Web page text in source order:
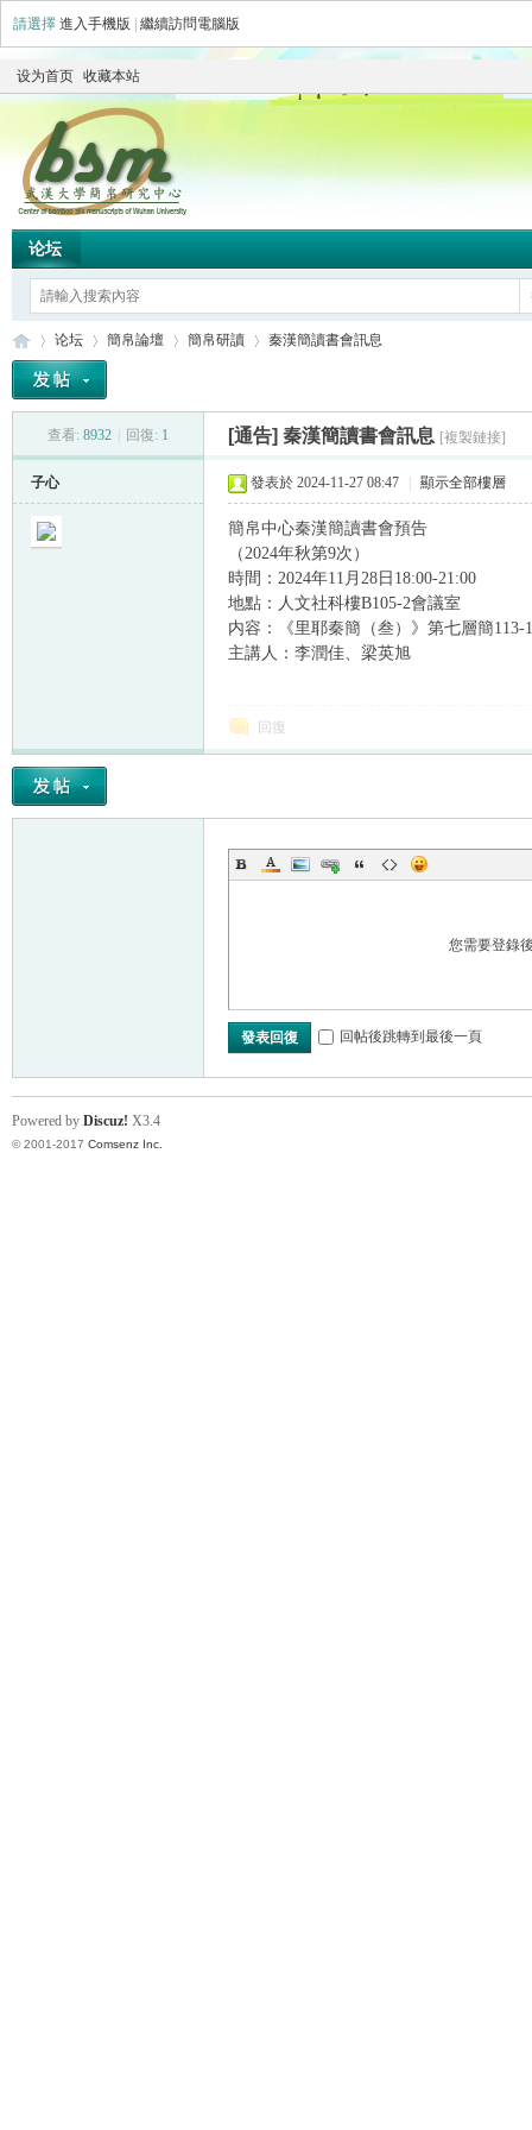
請選擇 進入手機版 繼續訪問電腦版
设为首页 收藏本站
论坛
论坛
›
簡帛論壇
›
簡帛研讀
›
秦漢簡讀書會訊息
查看: 8932 回復: 1 [通告] 秦漢簡讀書會訊息 [複製鏈接]
子心 發表於 2024-11-27 08:47 顯示全部樓層
簡帛中心秦漢簡讀書會預告
（2024年秋第9次）
時間：2024年11月28日18:00-21:00
地點：人文社科樓B105-2會議室
内容：《里耶秦簡（叁）》第七層簡113-
主講人：李潤佳、梁英旭
回復
您需要登錄
發表回復 回帖後跳轉到最後一頁
Powered by Discuz! X3.4
© 2001-2017 Comsenz Inc.